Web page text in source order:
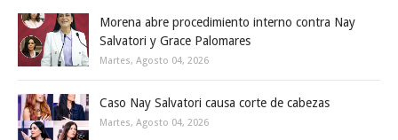
Morena abre procedimiento interno contra Nay
Salvatori y Grace Palomares
Martes, Agosto 04, 2026
Caso Nay Salvatori causa corte de cabezas
Martes, Agosto 04, 2026